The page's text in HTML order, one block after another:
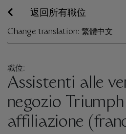
返回所有職位
Change translation: 繁體中文
職位:
Assistenti alle
negozio
affiliazione